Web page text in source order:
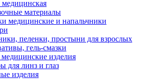
материалы
медицинские и напальчники
пеленки, простыни для взрослых
гель-смазки
изделия
для линз и глаз
изделия